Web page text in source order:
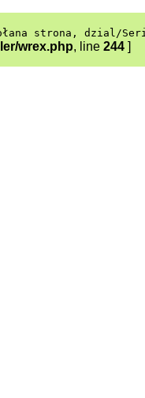
strona, dzial/
wrex.php, line 244 ]